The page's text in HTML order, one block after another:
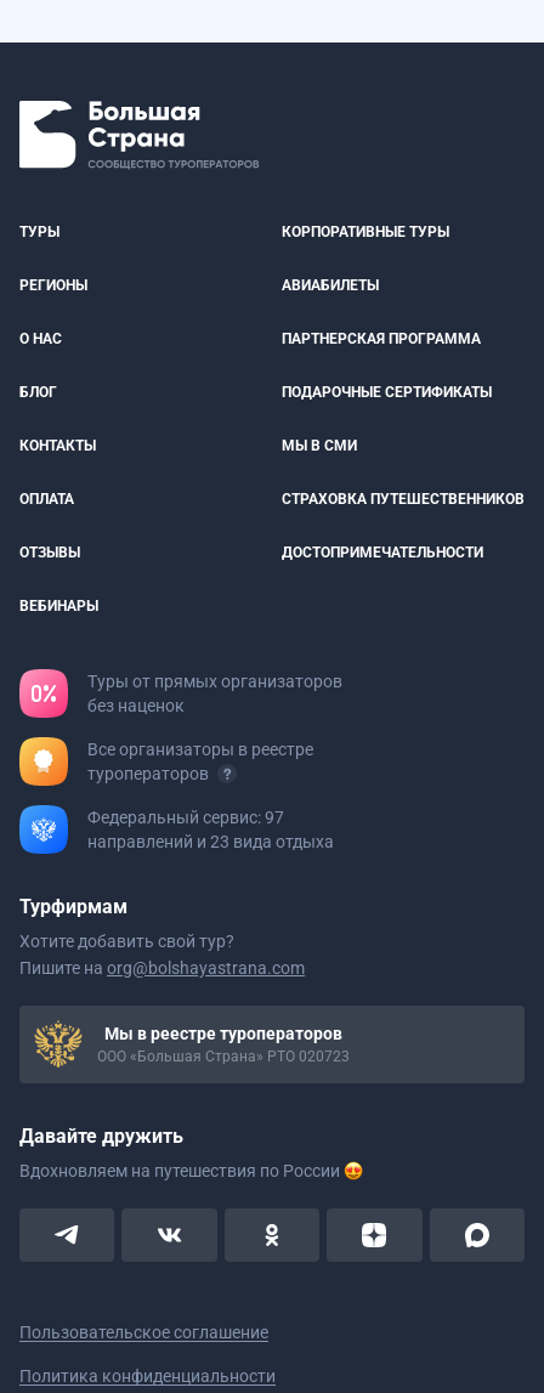
ТУРЫ КОРПОРАТИВНЫЕ ТУРЫ
РЕГИОНЫ АВИАБИЛЕТЫ
О НАС ПАРТНЕРСКАЯ ПРОГРАММА
БЛОГ ПОДАРОЧНЫЕ СЕРТИФИКАТЫ
КОНТАКТЫ МЫ В СМИ
ОПЛАТА СТРАХОВКА ПУТЕШЕСТВЕННИКОВ
ОТЗЫВЫ ДОСТОПРИМЕЧАТЕЛЬНОСТИ
ВЕБИНАРЫ
Туры от прямых организаторов
без наценок
Все организаторы в реестре
туроператоров
Федеральный сервис: 97
направлений и 23 вида отдыха
Турфирмам
Хотите добавить свой тур?
Пишите на org@bolshayastrana.com
Мы в реестре туроператоров
ООО «Большая Страна» РТО 020723
Давайте дружить
Вдохновляем на путешествия по России
Пользовательское соглашение
Политика конфиденциальности